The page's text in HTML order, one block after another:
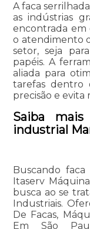
A faca
as indústrias
encontrada em
o atendimento
setor, seja
papéis. A
aliada para
tarefas dentro
precisão e evita
Saiba
industrial
Buscando
Itaserv
busca ao se
Industriais.
De Facas,
Em São